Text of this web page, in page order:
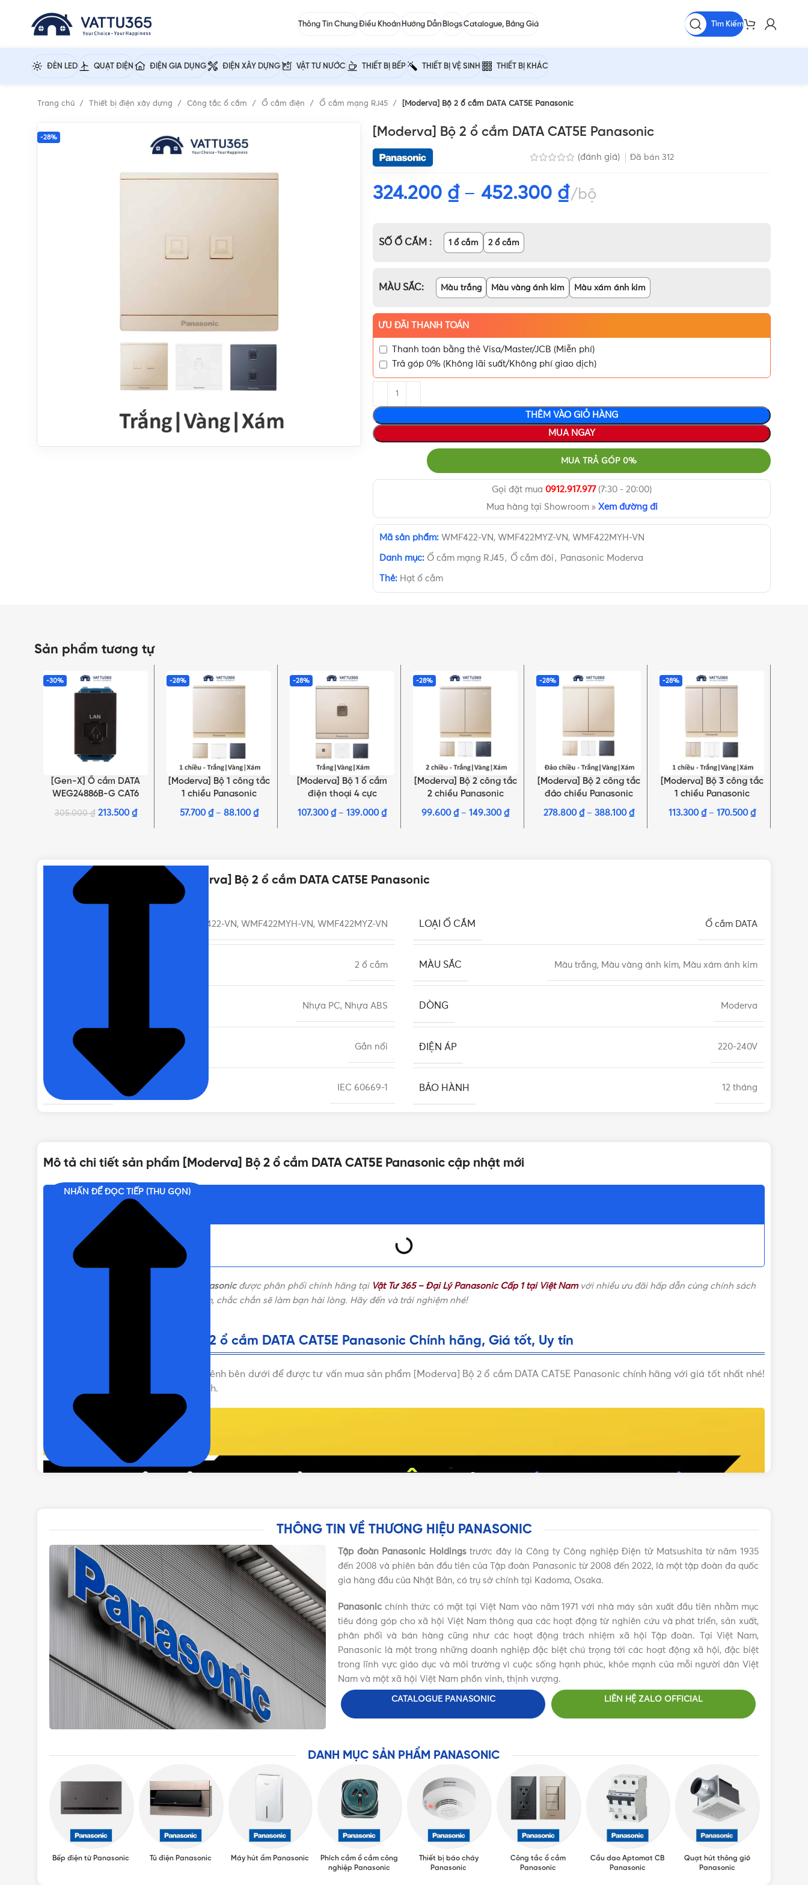
Thông Tin ChungĐiều Khoản Hướng Dẫn BlogsCatalogue, Bảng Giá Tìm Kiếm
ĐÈN LED QUẠT ĐIỆN ĐIỆN GIA DỤNG ĐIỆN XÂY DỰNG VẬT TƯ NƯỚC THIẾT BỊ BẾP THIẾT BỊ VỆ SINH THIẾT BỊ KHÁC
Trang chủ Thiết bị điện xây dựng Công tắc ổ cắm Ổ cắm điện Ổ cắm mạng RJ45 [Moderva] Bộ 2 ổ cắm DATA CAT5E Panasonic
-28% [Moderva] Bộ 2 ổ cắm DATA CAT5E Panasonic
(đánh giá) Đã bán 312
324.200 ₫– 452.300 ₫ bộ
SỐ Ổ CẮM 1 ổ cắm 2 ổ cắm
MÀU SẮC Màu trắng Màu vàng ánh kim Màu xám ánh kim
ƯU ĐÃI THANH TOÁN
Thanh toán bằng thẻ Visa/Master/JCB (Miễn phí)
Trả góp 0% (Không lãi suất/Không phí giao dịch)
THÊM VÀO GIỎ HÀNG
MUA NGAY
MUA TRẢ GÓP 0%
Gọi đặt mua 0912.917.977(7:30 - 20:00)
Mua hàng tại Showroom » Xem đường đi
Mã sản phẩm: WMF422-VN, WMF422MYZ-VN, WMF422MYH-VN
Danh mục: Ổ cắm mạng RJ45, Ổ cắm đôi , Panasonic Moderva
Thẻ: Hạt ổ cắm
Sản phẩm tương tự
-30%
THÊM VÀO GIỎ HÀNG
[Gen-X] Ổ cắm DATA
WEG24886B-G CAT6
305.000₫ 213.500 ₫
-28%
LỰA CHỌN TÙY CHỌN
[Moderva] Bộ 1 công tắc
1 chiều Panasonic
Trắng/Vàng/Xám
57.700 ₫– 88.100 ₫
-28%
LỰA CHỌN TÙY CHỌN
[Moderva] Bộ 1 ổ cắm
điện thoại 4 cực
Panasonic
107.300 ₫– 139.000 ₫
-28%
LỰA CHỌN TÙY CHỌN
[Moderva] Bộ 2 công tắc
2 chiều Panasonic
Trắng/Vàng/Xám
99.600 ₫– 149.300 ₫
-28%
LỰA CHỌN TÙY CHỌN
[Moderva] Bộ 2 công tắc
đảo chiều Panasonic
Trắng/Vàng/Xám
278.800 ₫– 388.100 ₫
-28%
LỰA CHỌN TÙY CHỌN
[Moderva] Bộ 3 công tắc
1 chiều Panasonic
Trắng/Vàng/Xám
113.300 ₫– 170.500 ₫
Thông số kỹ thuật của [Moderva] Bộ 2 ổ cắm DATA CAT5E Panasonic
WMF422-VN, WMF422MYH-VN, WMF422MYZ-VN LOẠI Ổ CẮM Ổ cắm DATA
2 ổ cắm MÀU SẮC Màu trắng, Màu vàng ánh kim, Màu xám ánh kim
Nhựa PC, Nhựa ABS DÒNG Moderva
LẮP ĐẶT Gắn nổi ĐIỆN ÁP 220-240V
IEC 60669-1 BẢO HÀNH 12 tháng
THƯƠNG HIỆU Panasonic
NHẤN ĐỂ XEM TIẾP (THU GỌN)
Mô tả chi tiết sản phẩm [Moderva] Bộ 2 ổ cắm DATA CAT5E Panasonic cập nhật mới
Nội dung chính
[Moderva] Bộ 2 ổ cắm DATA CAT5E Panasonicđược phân phối chính hãng tại Vật Tư 365 – Đại Lý Panasonic Cấp 1 tại Việt Namvới nhiều ưu đãi hấp dẫn cùng chính sách
bán hàng lấy khách hàng làm trọng tâm, chắc chắn sẽ làm bạn hài lòng. Hãy đến và trải nghiệm nhé!
Liên hệ mua [Moderva] Bộ 2 ổ cắm DATA CAT5E Panasonic Chính hãng, Giá tốt, Uy tín
Vui lòng liên hệ Vật Tư 365 theo các kênh bên dưới để được tư vấn mua sản phẩm [Moderva] Bộ 2 ổ cắm DATA CAT5E Panasonic chính hãng với giá tốt nhất nhé!
Rất hân hạnh được phục vụ Quý khách.
NHẤN ĐỂ ĐỌC TIẾP (THU GỌN)
THÔNG TIN VỀ THƯƠNG HIỆU PANASONIC
Tập đoàn Panasonic Holdingstrước đây là Công ty Công nghiệp Điện tử Matsushita từ năm 1935
đến 2008 và phiên bản đầu tiên của Tập đoàn Panasonic từ 2008 đến 2022, là một tập đoàn đa quốc
gia hàng đầu của Nhật Bản, có trụ sở chính tại Kadoma, Osaka.
Panasonic chính thức có mặt tại Việt Nam vào năm 1971 với nhà máy sản xuất đầu tiên nhằm mục
tiêu đóng góp cho xã hội Việt Nam thông qua các hoạt động từ nghiên cứu và phát triển, sản xuất,
phân phối và bán hàng cũng như các hoạt động trách nhiệm xã hội Tập đoàn. Tại Việt Nam,
Panasonic là một trong những doanh nghiệp đặc biệt chú trọng tới các hoạt động xã hội, đặc biệt
trong lĩnh vực giáo dục và môi trường vì cuộc sống hạnh phúc, khỏe mạnh của mỗi người dân Việt
Nam và một xã hội Việt Nam phồn vinh, thịnh vượng.
CATALOGUE PANASONIC LIÊN HỆ ZALO OFFICIAL
DANH MỤC SẢN PHẨM PANASONIC
Bếp điện từ Panasonic Tủ điện Panasonic Máy hút ẩm Panasonic
Phích cắm ổ cắm công
nghiệp Panasonic
Thiết bị báo cháy
Panasonic
Công tắc ổ cắm
Panasonic
Cầu dao Aptomat CB
Panasonic
Quạt hút thông gió
Panasonic